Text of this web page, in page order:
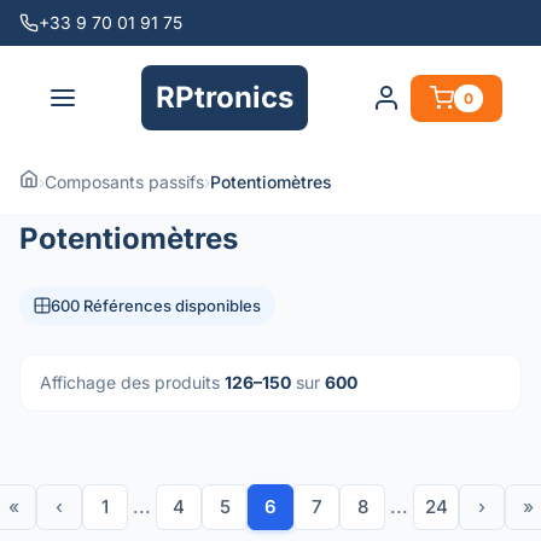
+33 9 70 01 91 75
RPtronics 0
›Composants passifs›Potentiomètres
Potentiomètres
600 Références disponibles
Affichage des produits 126–150 sur 600
« ‹ 1 ... 4 5 6 7 8 ... 24 › »